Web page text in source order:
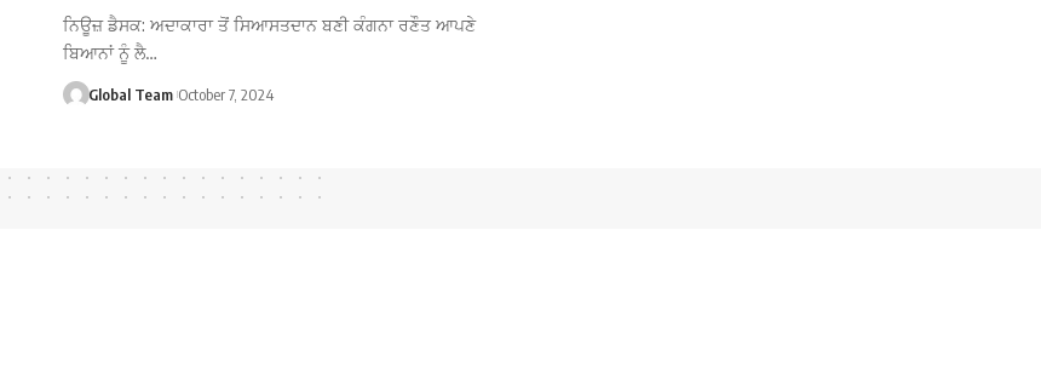
ਨਿਊਜ਼ ਡੈਸਕ: ਅਦਾਕਾਰਾ ਤੋਂ ਸਿਆਸਤਦਾਨ ਬਣੀ ਕੰਗਨਾ ਰਣੌਤ ਆਪਣੇ
ਬਿਆਨਾਂ ਨੂੰ ਲੈ…
Global Team October 7, 2024